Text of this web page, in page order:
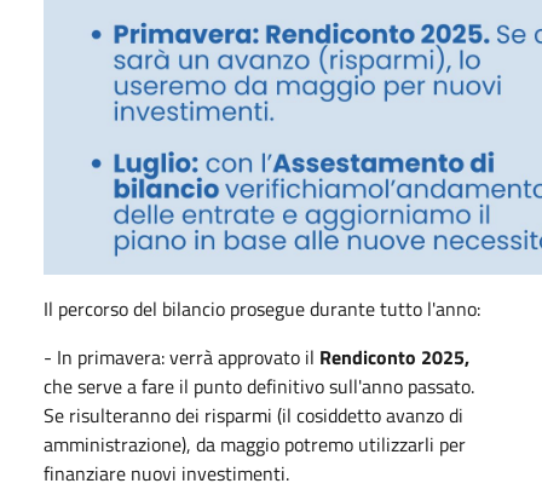
Il percorso del bilancio prosegue durante tutto l'anno:
- In primavera: verrà approvato il Rendiconto 2025,
che serve a fare il punto definitivo sull'anno passato.
Se risulteranno dei risparmi (il cosiddetto avanzo di
amministrazione), da maggio potremo utilizzarli per
finanziare nuovi investimenti.